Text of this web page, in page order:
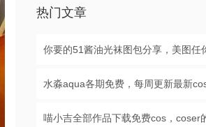
热门文章
你要的51酱油光袜图包分享，美图任
水淼aqua各期免费，每周更新最新
喵小吉全部作品下载免费cos，coser